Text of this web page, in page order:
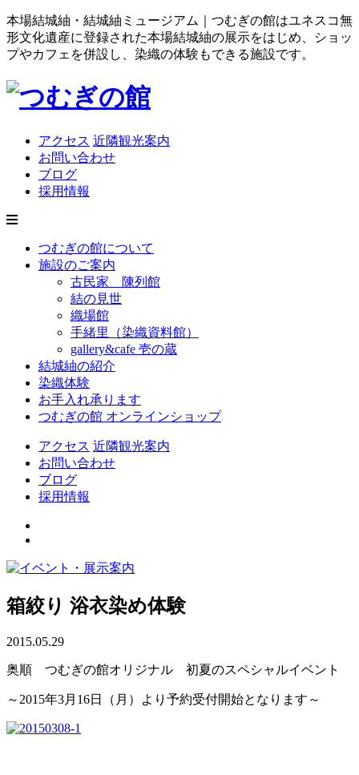
本場結城紬・結城紬ミュージアム｜つむぎの館はユネスコ無
形文化遺産に登録された本場結城紬の展示をはじめ、ショッ
プやカフェを併設し、染織の体験もできる施設です。
アクセス 近隣観光案内
お問い合わせ
ブログ
採用情報
つむぎの館について
施設のご案内
古民家 陳列館
結の見世
織場館
手緒里（染織資料館）
gallery&cafe 壱の蔵
結城紬の紹介
染織体験
お手入れ承ります
つむぎの館 オンラインショップ
アクセス 近隣観光案内
お問い合わせ
ブログ
採用情報
箱絞り 浴衣染め体験
2015.05.29
奥順 つむぎの館オリジナル 初夏のスペシャルイベント
～2015年3月16日（月）より予約受付開始となります～